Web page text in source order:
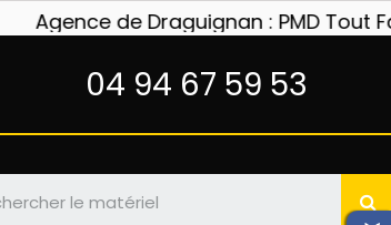
Agence de Draguignan : PMD Tout
04 94 67 59 53